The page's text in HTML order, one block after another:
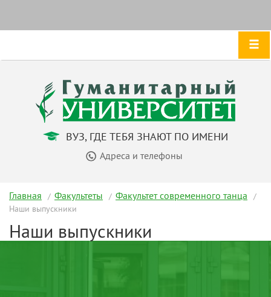
ВУЗ, ГДЕ ТЕБЯ ЗНАЮТ ПО ИМЕНИ
Адреса и телефоны
Главная Факультеты Факультет современного танца
Наши выпускники
Наши выпускники